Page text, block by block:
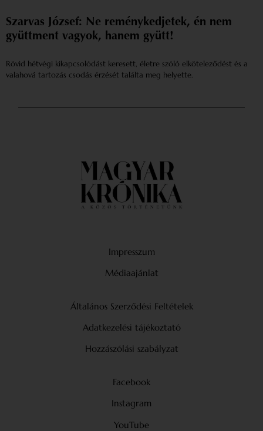
Szarvas József: Ne reménykedjetek, én nem
gyüttment vagyok, hanem gyütt!
Rövid hétvégi kikapcsolódást keresett, életre szóló elköteleződést és a
valahová tartozás csodás érzését találta meg helyette.
Impresszum
Médiaajánlat
Általános Szerződési Feltételek
Adatkezelési tájékoztató
Hozzászólási szabályzat
Facebook
Instagram
YouTube